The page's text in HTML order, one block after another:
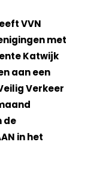
VVN
met
Katwijk
aan een
Verkeer
de
in het